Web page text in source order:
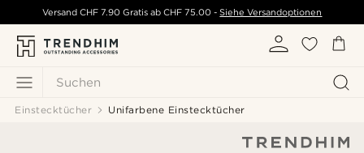
Suchen
Versand CHF 7.90 Gratis ab CHF 75.00 - Siehe Versandoptionen
Einstecktücher Unifarbene Einstecktücher